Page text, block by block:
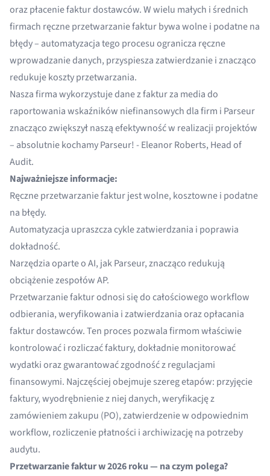
oraz płacenie faktur dostawców. W wielu małych i średnich
firmach ręczne przetwarzanie faktur bywa wolne i podatne na
błędy – automatyzacja tego procesu ogranicza ręczne
wprowadzanie danych, przyspiesza zatwierdzanie i znacząco
redukuje koszty przetwarzania.
Nasza firma wykorzystuje dane z faktur za media do
raportowania wskaźników niefinansowych dla firm i Parseur
znacząco zwiększył naszą efektywność w realizacji projektów
– absolutnie kochamy Parseur! - Eleanor Roberts, Head of
Audit.
Najważniejsze informacje:
Ręczne przetwarzanie faktur jest wolne, kosztowne i podatne
na błędy.
Automatyzacja upraszcza cykle zatwierdzania i poprawia
dokładność.
Narzędzia oparte o AI, jak Parseur, znacząco redukują
obciążenie zespołów AP.
Przetwarzanie faktur odnosi się do całościowego workflow
odbierania, weryfikowania i zatwierdzania oraz opłacania
faktur dostawców. Ten proces pozwala firmom właściwie
kontrolować i rozliczać faktury, dokładnie monitorować
wydatki oraz gwarantować zgodność z regulacjami
finansowymi. Najczęściej obejmuje szereg etapów: przyjęcie
faktury, wyodrębnienie z niej danych, weryfikację z
zamówieniem zakupu (PO), zatwierdzenie w odpowiednim
workflow, rozliczenie płatności i archiwizację na potrzeby
audytu.
Przetwarzanie faktur w 2026 roku — na czym polega?